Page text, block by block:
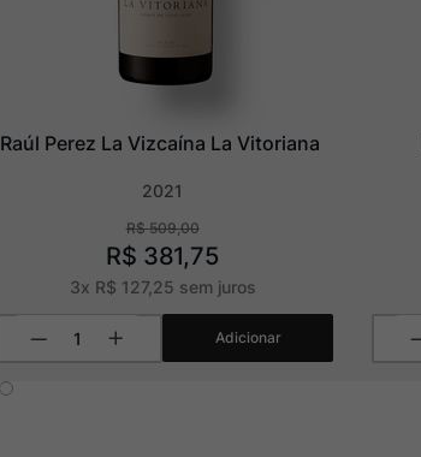
Raúl Perez La Vizcaína La Vitoriana
2021
R$ 509,00
R$ 381,75
3x R$ 127, 25 sem juros
Adicionar